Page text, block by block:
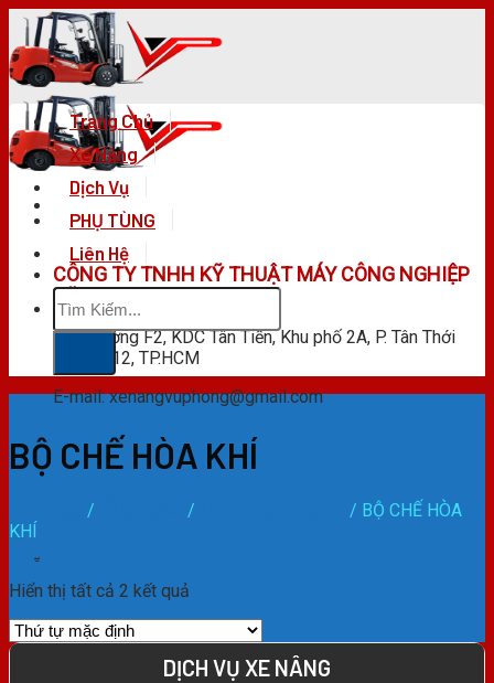
Skip
content
CÔNG TY TNHH KỸ THUẬT MÁY CÔNG NGHIỆP
VŨ PHONG
F28 Đường F2, KDC Tân Tiến, Khu phố 2A, P. Tân Thới
Hiệp, Q.12, TP.HCM
E-mail: xenangvuphong@gmail.com
HOTLINE:
0911.27.74.75
Trang Chủ
Xe Nâng
Dịch Vụ
PHỤ TÙNG
Liên Hệ
Tìm
kiếm:
BỘ CHẾ HÒA KHÍ
/ / / BỘ CHẾ HÒA
KHÍ
Phân loại sản phẩm
Hiển thị tất cả 2 kết quả
DỊCH VỤ XE NÂNG